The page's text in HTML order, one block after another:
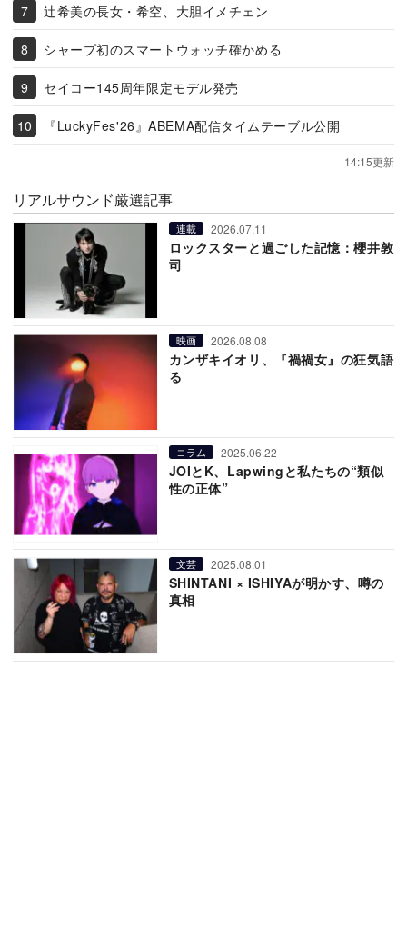
辻希美の長女・希空、大胆イメチェン
シャープ初のスマートウォッチ確かめる
セイコー145周年限定モデル発売
『LuckyFes'26』ABEMA配信タイムテーブル公開
14:15更新
リアルサウンド厳選記事
連載 2026.07.11
ロックスターと過ごした記憶：櫻井敦
司
映画 2026.08.08
カンザキイオリ、『禍禍女』の狂気語
る
コラム 2025.06.22
JOIとK、Lapwingと私たちの“類似
性の正体”
文芸 2025.08.01
SHINTANI × ISHIYAが明かす、噂の
真相